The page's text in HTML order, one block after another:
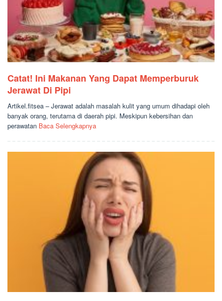
Catat! Ini Makanan Yang Dapat Memperburuk
Jerawat Di Pipi
Artikel.fitsea – Jerawat adalah masalah kulit yang umum dihadapi oleh
banyak orang, terutama di daerah pipi. Meskipun kebersihan dan
perawatan Baca Selengkapnya